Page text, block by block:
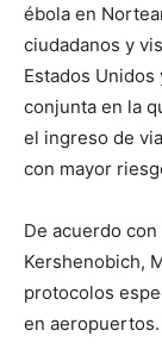
ébola en
ciudadanos y
Estados
conjunta en la
el ingreso de
con mayor
De acuerdo
Kershenobich,
protocolos
en aeropuertos.